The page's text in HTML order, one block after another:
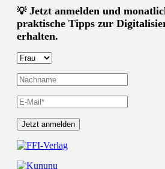
💡Jetzt anmelden und
praktische Tipps zur
erhalten.